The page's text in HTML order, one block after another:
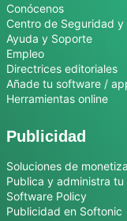
Conócenos
Centro de Seguridad y
Ayuda y Soporte
Empleo
Directrices editoriales
Añade tu software /
Herramientas online
Publicidad
Soluciones de
Publica y administra
Software Policy
Publicidad en Softonic